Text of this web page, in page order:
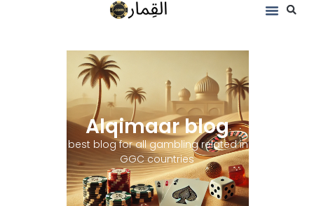
Alqimaar blog
The best blog for all gambling related in the
GGC countries